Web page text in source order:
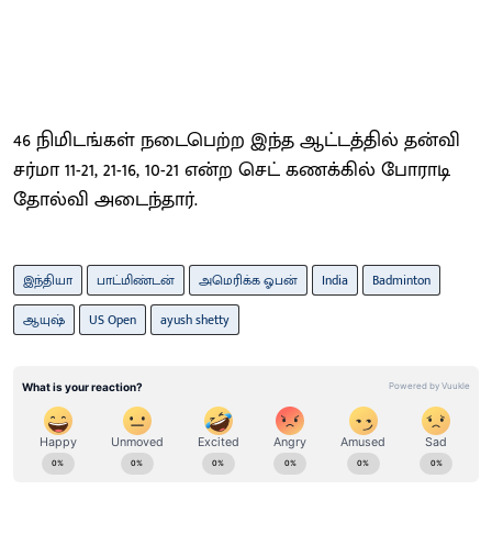
46 நிமிடங்கள் நடைபெற்ற இந்த ஆட்டத்தில் தன்வி
சர்மா 11-21, 21-16, 10-21 என்ற செட் கணக்கில் போராடி
தோல்வி அடைந்தார்.
இந்தியா பாட்மிண்டன் அமெரிக்க ஓபன் India
Badminton
ஆயுஷ்
US Open ayush shetty